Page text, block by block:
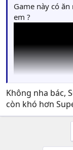
Game này có
em ?
Không nha bác,
còn khó hơn